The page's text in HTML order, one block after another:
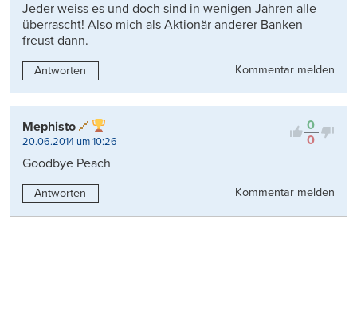
Jeder weiss es und doch sind in wenigen Jahren alle
überrascht! Also mich als Aktionär anderer Banken
freust dann.
Antworten Kommentar melden
0
0
Mephisto
20.06.2014 um 10:26
Goodbye Peach
Antworten Kommentar melden